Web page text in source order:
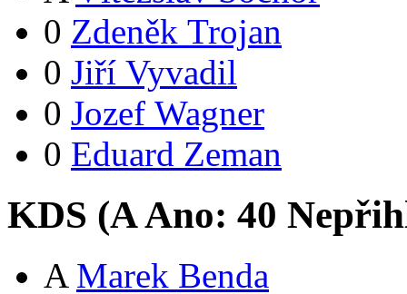
0 Zdeněk Trojan
0 Jiří Vyvadil
0 Jozef Wagner
0 Eduard Zeman
KDS (AAno: 40
A Marek Benda